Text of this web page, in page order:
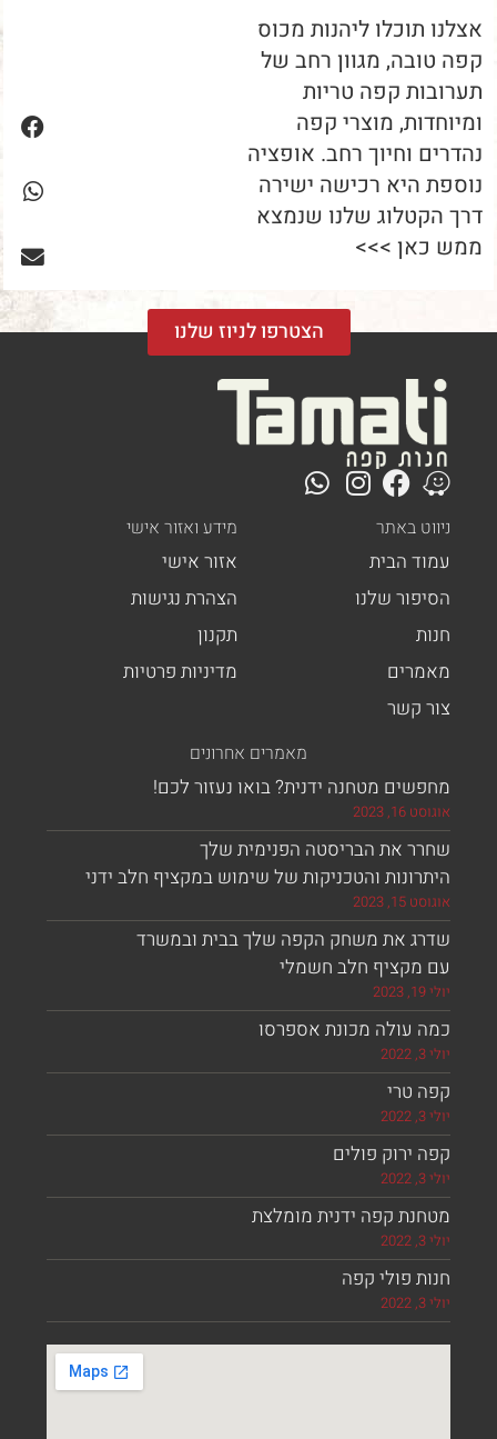
אצלנו תוכלו ליהנות מכוס
קפה טובה, מגוון רחב של
תערובות קפה טריות
ומיוחדות, מוצרי קפה
נהדרים וחיוך רחב. אופציה
נוספת היא רכישה ישירה
דרך הקטלוג שלנו שנמצא
ממש כאן >>>
הצטרפו לניוז שלנו
ניווט באתר
עמוד הבית
הסיפור שלנו
חנות
מאמרים
צור קשר
מידע ואזור אישי
אזור אישי
הצהרת נגישות
תקנון
מדיניות פרטיות
מאמרים אחרונים
מחפשים מטחנה ידנית? בואו נעזור לכם!
אוגוסט 16, 2023
שחרר את הבריסטה הפנימית שלך
היתרונות והטכניקות של שימוש במקציף חלב ידני
אוגוסט 15, 2023
שדרג את משחק הקפה שלך בבית ובמשרד
עם מקציף חלב חשמלי
יולי 19, 2023
כמה עולה מכונת אספרסו
יולי 3, 2022
קפה טרי
יולי 3, 2022
קפה ירוק פולים
יולי 3, 2022
מטחנת קפה ידנית מומלצת
יולי 3, 2022
חנות פולי קפה
יולי 3, 2022